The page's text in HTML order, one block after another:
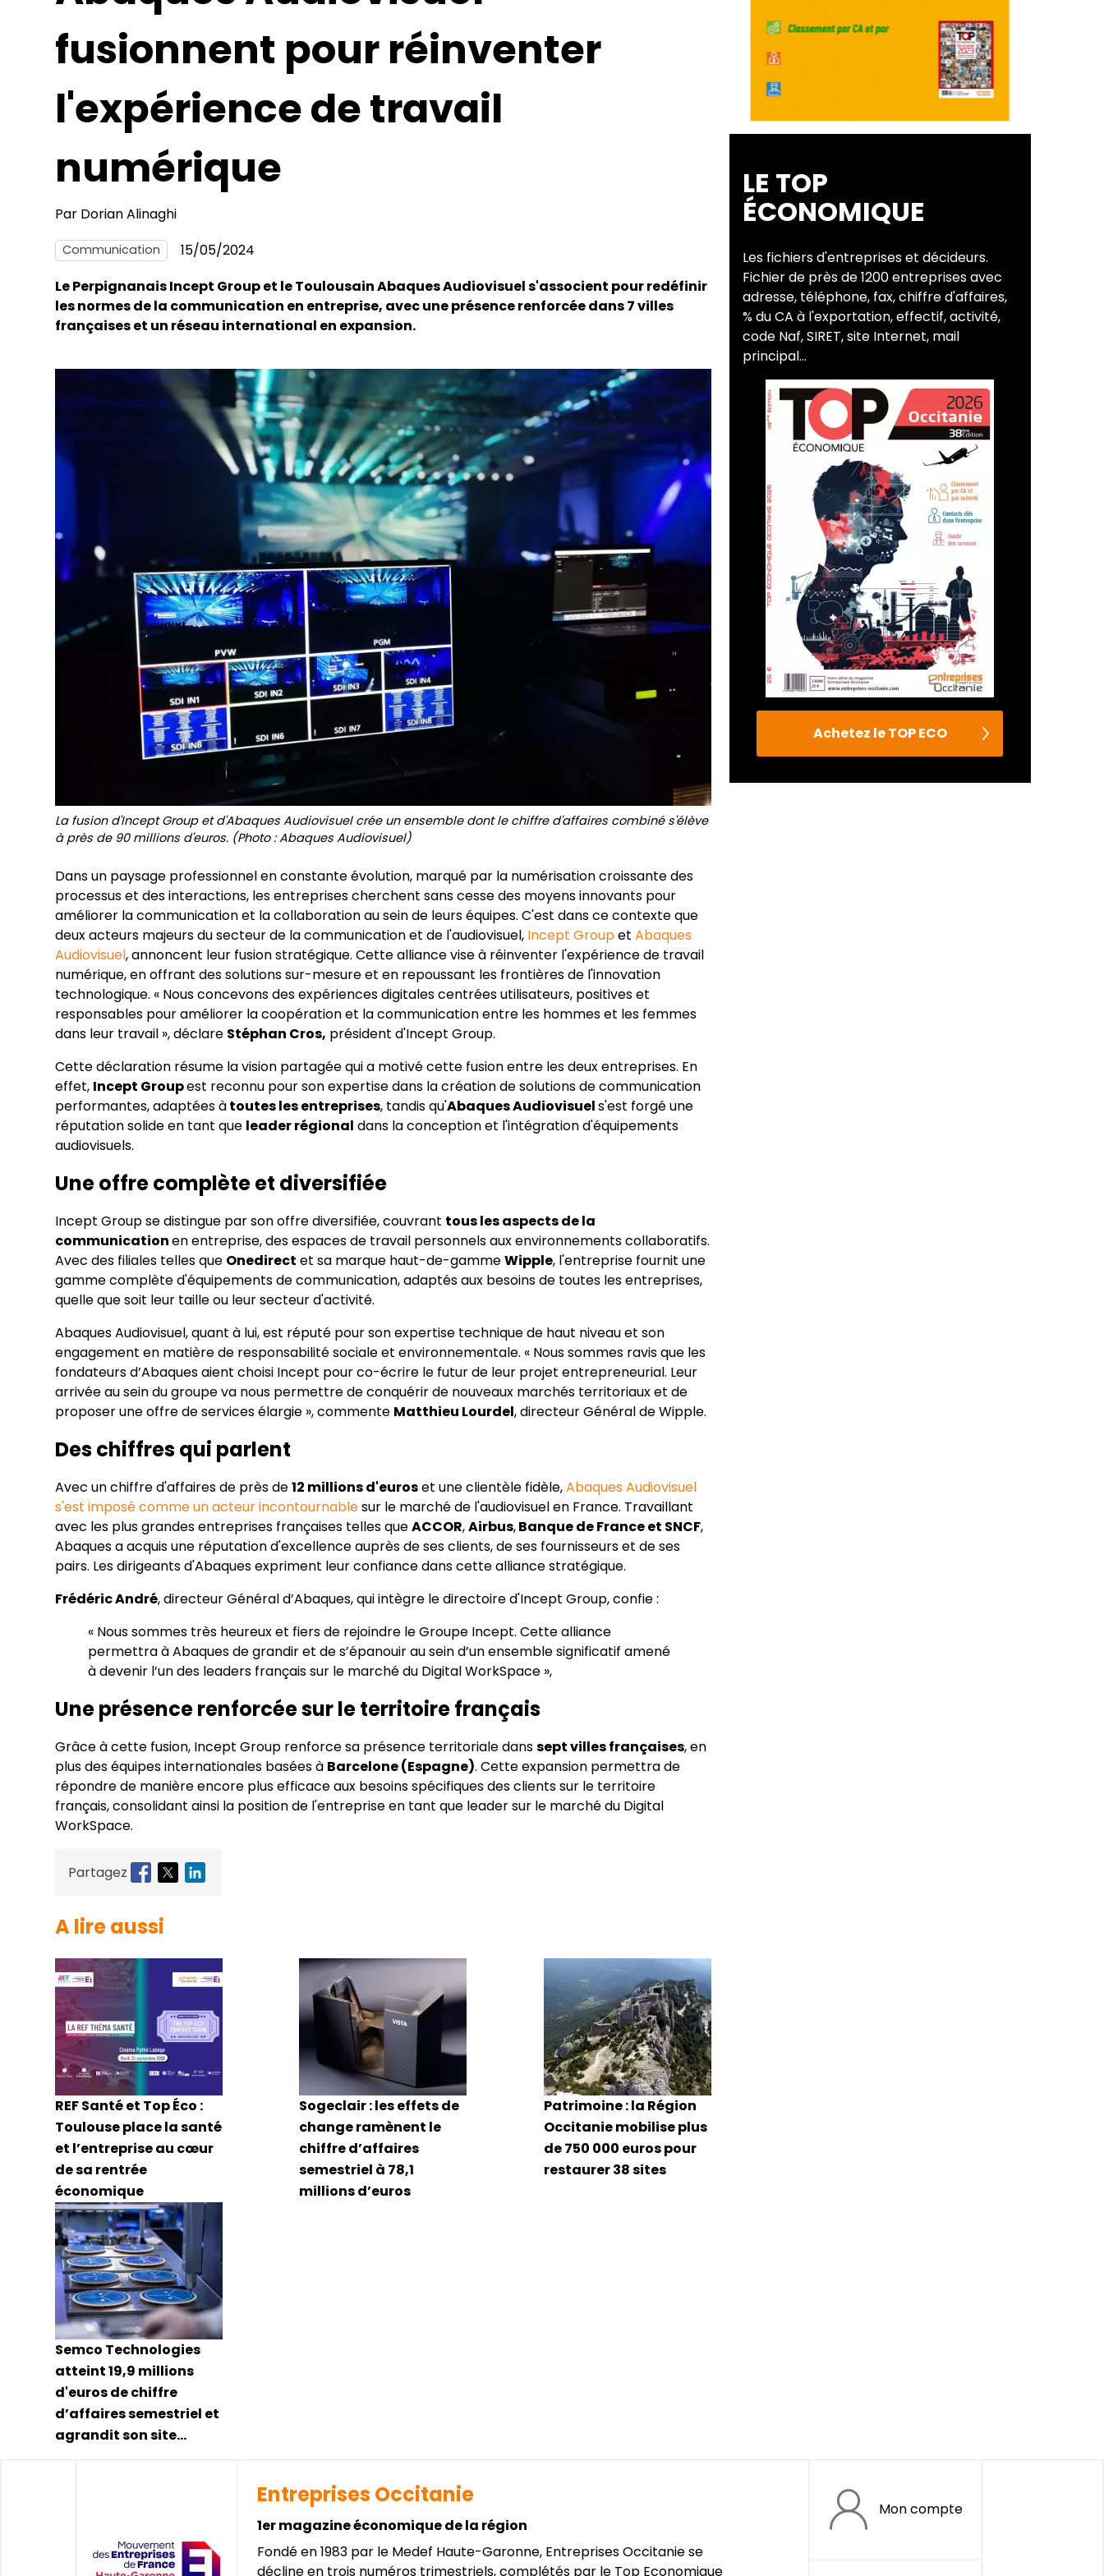
fusionnent pour réinventer
l'expérience de travail
numérique
Par Dorian Alinaghi
Communication
15/05/2024
Le Perpignanais Incept Group et le Toulousain Abaques Audiovisuel s'associent pour redéfinir
les normes de la communication en entreprise, avec une présence renforcée dans 7 villes
françaises et un réseau international en expansion.
La fusion d'Incept Group et d'Abaques Audiovisuel crée un ensemble dont le chiffre d'affaires combiné s'élève
à près de 90 millions d'euros. (Photo : Abaques Audiovisuel)
Dans un paysage professionnel en constante évolution, marqué par la numérisation croissante des
processus et des interactions, les entreprises cherchent sans cesse des moyens innovants pour
améliorer la communication et la collaboration au sein de leurs équipes. C'est dans ce contexte que
deux acteurs majeurs du secteur de la communication et de l'audiovisuel, Incept GroupetAbaques
Audiovisuel, annoncent leur fusion stratégique. Cette alliance vise à réinventer l'expérience de travail
numérique, en offrant des solutions sur-mesure et en repoussant les frontières de l'innovation
technologique. « Nous concevons des expériences digitales centrées utilisateurs, positives et
responsables pour améliorer la coopération et la communication entre les hommes et les femmes
dans leur travail », déclare Stéphan Cros, président d'Incept Group.
Cette déclaration résume la vision partagée qui a motivé cette fusion entre les deux entreprises. En
effet, Incept Groupest reconnu pour son expertise dans la création de solutions de communication
performantes, adaptées àtoutes les entreprises, tandis qu'Abaques Audiovisuels'est forgé une
réputation solide en tant que leader régional dans la conception et l'intégration d'équipements
audiovisuels.
Une offre complète et diversifiée
Incept Group se distingue par son offre diversifiée, couvrant tous les aspects de la
communicationen entreprise, des espaces de travail personnels aux environnements collaboratifs.
Avec des filiales telles que Onedirect et sa marque haut-de-gammeWipple, l'entreprise fournit une
gamme complète d'équipements de communication, adaptés aux besoins de toutes les entreprises,
quelle que soit leur taille ou leur secteur d'activité.
Abaques Audiovisuel, quant à lui, est réputé pour son expertise technique de haut niveau et son
engagement en matière de responsabilité sociale et environnementale. « Nous sommes ravis que les
fondateurs d’Abaques aient choisi Incept pour co-écrire le futur de leur projet entrepreneurial. Leur
arrivée au sein du groupe va nous permettre de conquérir de nouveaux marchés territoriaux et de
proposer une offre de services élargie », commente Matthieu Lourdel, directeur Général de Wipple.
Des chiffres qui parlent
Avec un chiffre d'affaires de près de12 millions d'euroset une clientèle fidèle,Abaques Audiovisuel
s'est imposé comme un acteur incontournablesur le marché de l'audiovisuel en France. Travaillant
avec les plus grandes entreprises françaises telles queACCOR,Airbus,Banque de France et SNCF,
Abaques a acquis une réputation d'excellence auprès de ses clients, de ses fournisseurs et de ses
pairs. Les dirigeants d'Abaques expriment leur confiance dans cette alliance stratégique.
Frédéric André, directeur Général d’Abaques, qui intègre le directoire d'Incept Group, confie :
« Nous sommes très heureux et fiers de rejoindre le Groupe Incept. Cette alliance
permettra à Abaques de grandir et de s’épanouir au sein d’un ensemble significatif amené
à devenir l’un des leaders français sur le marché du Digital WorkSpace »,
Une présence renforcée sur le territoire français
Grâce à cette fusion, Incept Group renforce sa présence territoriale danssept villes françaises, en
plus des équipes internationales basées à Barcelone (Espagne). Cette expansion permettra de
répondre de manière encore plus efficace aux besoins spécifiques des clients sur le territoire
français, consolidant ainsi la position de l'entreprise en tant que leader sur le marché du Digital
WorkSpace.
Partagez
A lire aussi
REF Santé et Top Éco :
Toulouse place la santé
et l’entreprise au cœur
de sa rentrée
économique
Sogeclair : les effets de
change ramènent le
chiffre d’affaires
semestriel à 78,1
millions d’euros
Patrimoine : la Région
Occitanie mobilise plus
de 750 000 euros pour
restaurer 38 sites
Semco Technologies
atteint 19,9 millions
d'euros de chiffre
d’affaires semestriel et
agrandit son site
LE TOP
ÉCONOMIQUE
Les fichiers d'entreprises et décideurs.
Fichier de près de 1200 entreprises avec
adresse, téléphone, fax, chiffre d'affaires,
% du CA à l'exportation, effectif, activité,
code Naf, SIRET, site Internet, mail
principal...
Achetez le TOP ECO
Entreprises Occitanie
1er magazine économique de la région
Fondé en 1983 par le Medef Haute-Garonne, Entreprises Occitanie se
décline en trois numéros trimestriels, complétés par le Top Economique
Mon compte